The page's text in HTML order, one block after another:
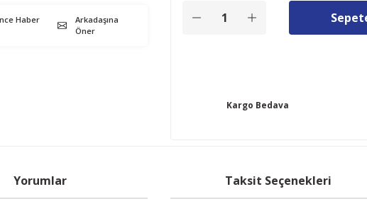
Haber
Arkadaşına
Öner
Kargo Bedava
Yorumlar Taksit Seçenekleri